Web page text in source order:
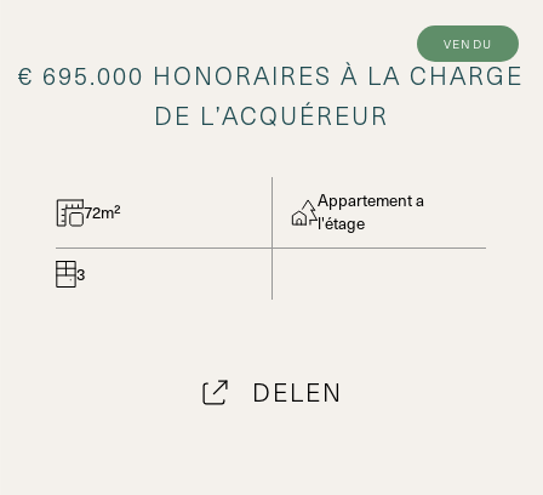
vendu
€ 695.000 HONORAIRES À LA CHARGE
DE L’ACQUÉREUR
72m²
Appartement a
l'étage
3
DELEN